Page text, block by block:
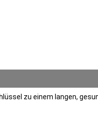
zu einem langen,